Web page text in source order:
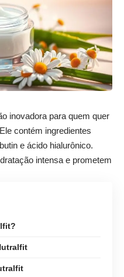
inovadora para quem quer
contém ingredientes
e ácido hialurônico.
intensa e prometem